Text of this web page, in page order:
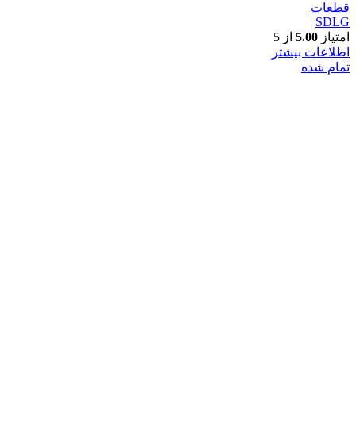
قطعات
SDLG
امتیاز 5.00 از 5
اطلاعات بیشتر
تمام شده